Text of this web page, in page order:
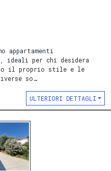
appartamenti
ideali per chi desidera
il proprio stile e le
so…
ULTERIORI DETTAGLI